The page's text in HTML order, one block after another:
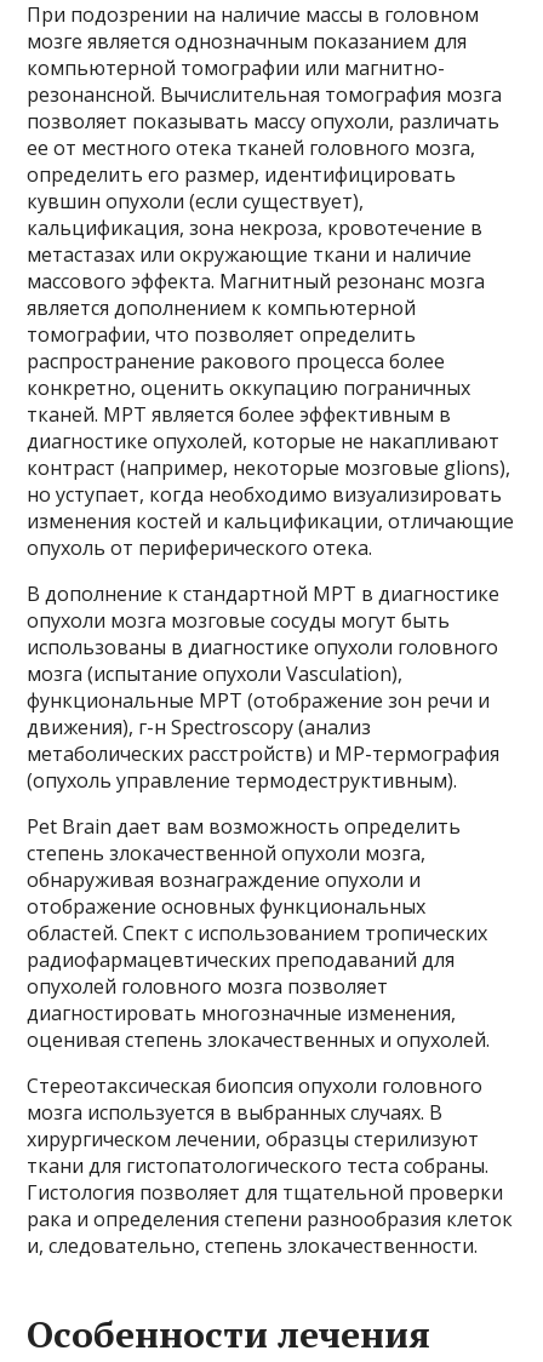
При подозрении на наличие массы в головном
мозге является однозначным показанием для
компьютерной томографии или магнитно-
резонансной. Вычислительная томография мозга
позволяет показывать массу опухоли, различать
ее от местного отека тканей головного мозга,
определить его размер, идентифицировать
кувшин опухоли (если существует),
кальцификация, зона некроза, кровотечение в
метастазах или окружающие ткани и наличие
массового эффекта. Магнитный резонанс мозга
является дополнением к компьютерной
томографии, что позволяет определить
распространение ракового процесса более
конкретно, оценить оккупацию пограничных
тканей. МРТ является более эффективным в
диагностике опухолей, которые не накапливают
контраст (например, некоторые мозговые glions),
но уступает, когда необходимо визуализировать
изменения костей и кальцификации, отличающие
опухоль от периферического отека.
В дополнение к стандартной МРТ в диагностике
опухоли мозга мозговые сосуды могут быть
использованы в диагностике опухоли головного
мозга (испытание опухоли Vasculation),
функциональные МРТ (отображение зон речи и
движения), г-н Spectroscopy (анализ
метаболических расстройств) и МР-термография
(опухоль управление термодеструктивным).
Pet Brain дает вам возможность определить
степень злокачественной опухоли мозга,
обнаруживая вознаграждение опухоли и
отображение основных функциональных
областей. Спект с использованием тропических
радиофармацевтических преподаваний для
опухолей головного мозга позволяет
диагностировать многозначные изменения,
оценивая степень злокачественных и опухолей.
Стереотаксическая биопсия опухоли головного
мозга используется в выбранных случаях. В
хирургическом лечении, образцы стерилизуют
ткани для гистопатологического теста собраны.
Гистология позволяет для тщательной проверки
рака и определения степени разнообразия клеток
и, следовательно, степень злокачественности.
Особенности лечения